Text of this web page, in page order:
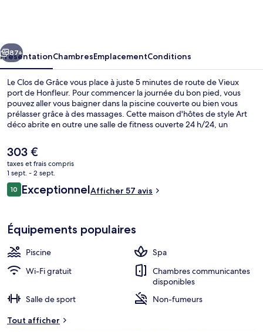
Suivant
87+
PrésentationChambresEmplacementConditions
Le Clos de Grâce vous place à juste 5 minutes de route de Vieux
port de Honfleur. Pour commencer la journée du bon pied, vous
pouvez aller vous baigner dans la piscine couverte ou bien vous
prélasser grâce à des massages. Cette maison d'hôtes de style Art
déco abrite en outre une salle de fitness ouverte 24 h/24, un
Le
prix
actuel
est
de
303 €
taxes et frais compris
1 sept. - 2 sept.
Avis
voyageurs
1010 sur 10
ExceptionnelAfficher 57 avis
Équipements populaires
Piscine
Spa
Wi-Fi gratuit
Chambres communicantes
disponibles
Salle de sport
Non-fumeurs
Tout afficher